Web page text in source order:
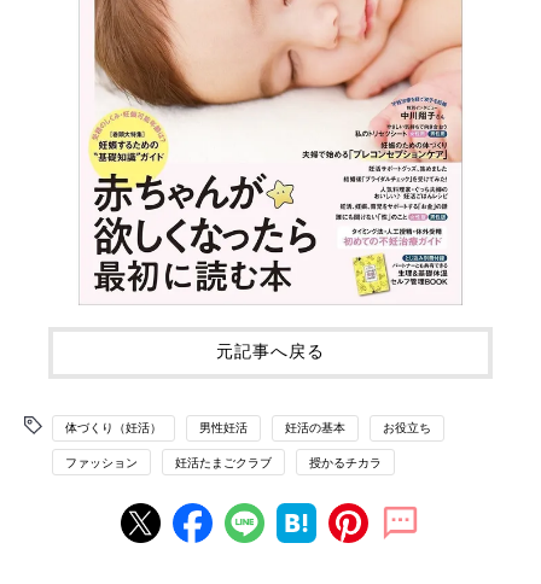
元記事へ戻る
体づくり（妊活） 男性妊活 妊活の基本 お役立ち
ファッション 妊活たまごクラブ 授かるチカラ